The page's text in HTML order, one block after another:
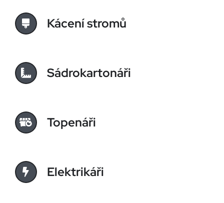
Kácení stromů
Sádrokartonáři
Topenáři
Elektrikáři